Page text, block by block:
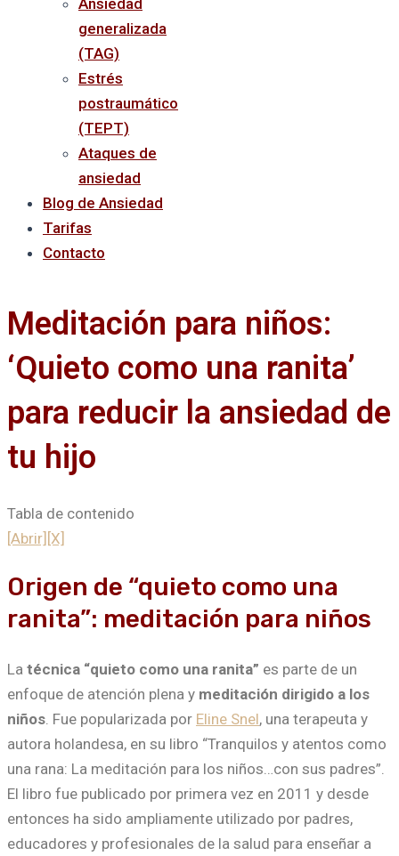
Ansiedad
generalizada
(TAG)
Estrés
postraumático
(TEPT)
Ataques de
ansiedad
Blog de Ansiedad
Tarifas
Contacto
Meditación para niños:
‘Quieto como una ranita’
para reducir la ansiedad de
tu hijo
Tabla de contenido
[Abrir] [X]
Origen de “quieto como una
ranita”: meditación para niños
La técnica “quieto como una ranita” es parte de un
enfoque de atención plena y meditación dirigido a los
niños . Fue popularizada por Eline Snel, una terapeuta y
autora holandesa, en su libro “Tranquilos y atentos como
una rana: La meditación para los niños…con sus padres”.
El libro fue publicado por primera vez en 2011 y desde
entonces ha sido ampliamente utilizado por padres,
educadores y profesionales de la salud para enseñar a